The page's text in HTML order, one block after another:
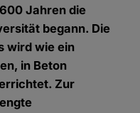
Jahren die
begann. Die
wird wie ein
in Beton
Zur